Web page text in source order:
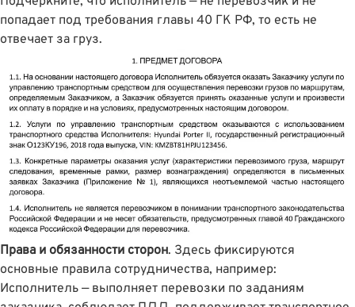
попадает под требования главы 40 ГК РФ, то есть не
отвечает за груз.
Права и обязанности сторон. Здесь фиксируются
основные правила сотрудничества, например:
Исполнитель — выполняет перевозки по заданиям